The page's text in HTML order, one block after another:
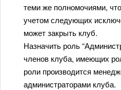
теми же полномочиями,
учетом следующих
может закрыть клуб.
Назначить роль
членов клуба, имеющих
роли производится
администраторами клуба.